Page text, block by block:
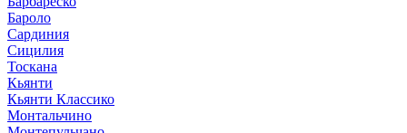
Бароло
Сардиния
Сицилия
Тоскана
Кьянти
Кьянти Классико
Монтальчино